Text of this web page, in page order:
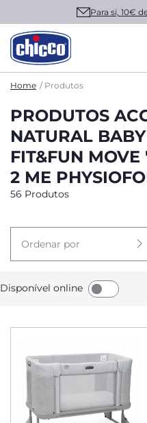
Para si, 10€
Home Produtos
PRODUTOS
NATURAL
FIT&FUN
2 ME
56 Produtos
Ordenar por
Disponível online